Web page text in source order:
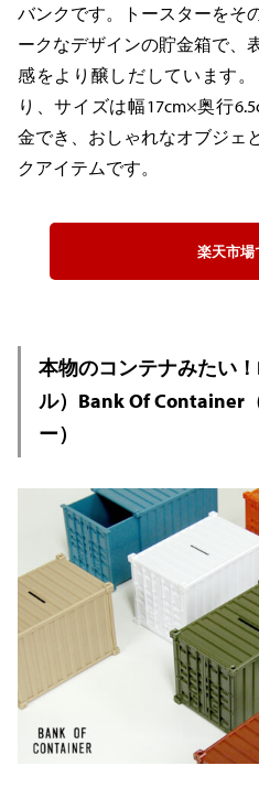
バンクです。トースターをそ
ークなデザインの貯金箱で、
感をより醸しだしています
り、サイズは幅17cm×奥行
金でき、おしゃれなオブジェ
クアイテムです。
楽天市場
本物のコンテナみたい
ル）Bank Of Container
ー）